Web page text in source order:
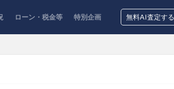
ローン・税金等 特別企画 無料AI査定する